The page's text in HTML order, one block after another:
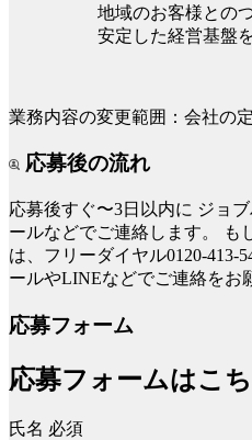
地域のお客様との
安定した経営基盤
業務内容の変更範囲：会社の
応募後の流れ
応募後すぐ〜3日以内に ジョ
ールなどでご連絡します。
も
は、フリーダイヤル0120-413-
ールやLINEなどでご連絡をお
応募フォーム
応募フォームはこ
氏名 必須